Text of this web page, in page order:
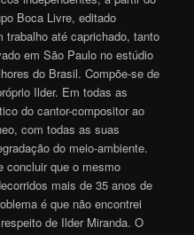
Boca Livre, editado
até caprichado, tanto
em São Paulo no estúdio
do Brasil. Compõe-se de
Ilder. Em todas as
do cantor-compositor ao
com todas as suas
do meio-ambiente.
concluir que o mesmo
mais de 35 anos de
é que não encontrei
de Ilder Miranda. O